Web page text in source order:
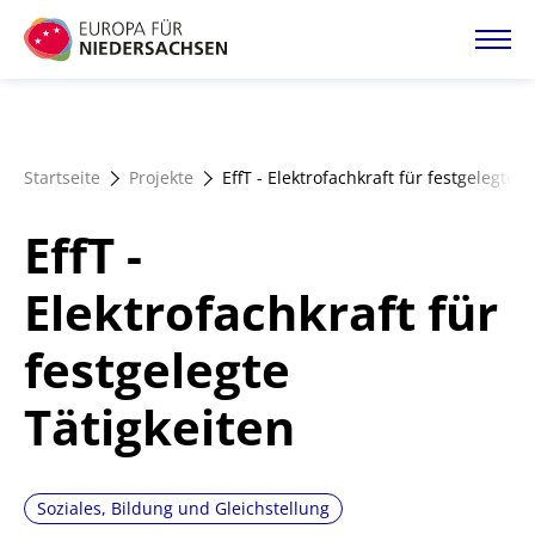
Direkt
zum
Förderangebote
Magazin
Startseite Projekte EffT - Elektrofachkraft für festgelegte
EffT -
Elektrofachkraft für
festgelegte
Tätigkeiten
Soziales, Bildung und Gleichstellung